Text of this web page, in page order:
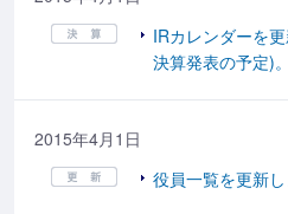
IRカレンダーを
決算発表の予定)。
2015年4月1日
役員一覧を更新し